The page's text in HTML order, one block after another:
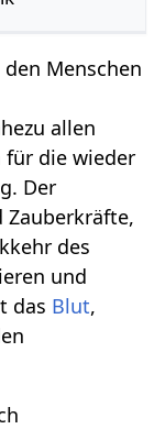
Menschen
allen
für die wieder
Der
Zauberkräfte,
des
und
das Blut,